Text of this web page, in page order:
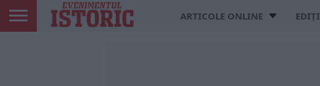
ARTICOLE ONLINE